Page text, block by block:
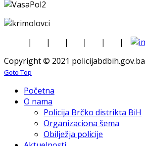
| | | | |
|
Copyright © 2021 policijabdbih.gov.ba
Goto Top
Početna
O nama
Policija Brčko distrikta BiH
Organizaciona šema
Obilježja policije